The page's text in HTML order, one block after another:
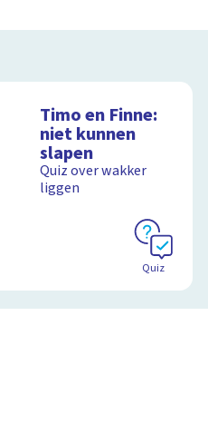
Timo en Finne:
niet kunnen
slapen
Quiz over wakker
liggen
Quiz